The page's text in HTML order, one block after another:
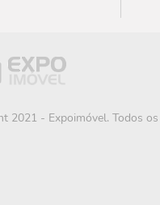
2021 - Expoimóvel. Todos